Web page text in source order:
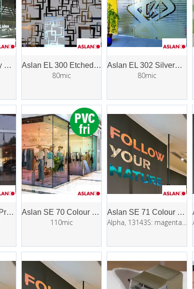
Aslan EL 210 Milky Dryapply Aslan EL 300 Etched Dryapply
80mic
Aslan EL 302 SilverEtched Dryapply
80mic
Aslan RP 36 RearProjection transparent Aslan SE 70 Colour Shift
110mic
Aslan SE 71 Colour Shift Opaque
Alpha, 13143S: magenta/gul 1,35x25m